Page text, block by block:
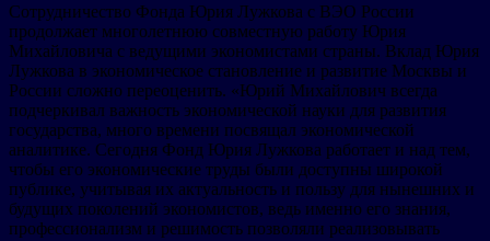
Сотрудничество Фонда Юрия Лужкова с ВЭО России
продолжает многолетнюю совместную работу Юрия
Михайловича с ведущими экономистами страны. Вклад Юрия
Лужкова в экономическое становление и развитие Москвы и
России сложно переоценить. «Юрий Михайлович всегда
подчеркивал важность экономической науки для развития
государства, много времени посвящал экономической
аналитике. Сегодня Фонд Юрия Лужкова работает и над тем,
чтобы его экономические труды были доступны широкой
публике, учитывая их актуальность и пользу для нынешних и
будущих поколений экономистов, ведь именно его знания,
профессионализм и решимость позволяли реализовывать